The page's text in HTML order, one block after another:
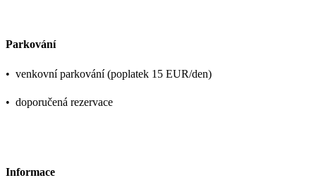
Parkování
• venkovní parkování (poplatek 15 EUR/den)
• doporučená rezervace
Informace